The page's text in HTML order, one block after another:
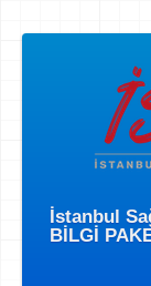
İstanbul
BİLGİ